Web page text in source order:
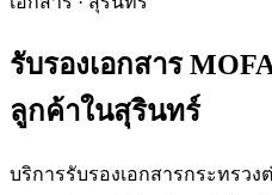
รับรองเอกสาร
ลูกค้าในสุรินทร์
บริการรับรองเอกสารกระทรวง